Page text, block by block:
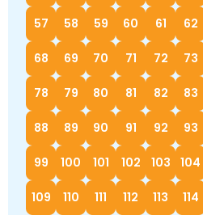
57 58 59 60 61 62
68 69 70 71 72 73
78 79 80 81 82 83
88 89 90 91 92 93
99 100 101 102 103 104
109 110 111 112 113 114